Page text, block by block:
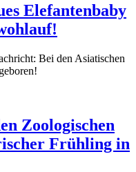
Elefantenbaby
Bei den Asiatischen
Zoologischen
Frühling in